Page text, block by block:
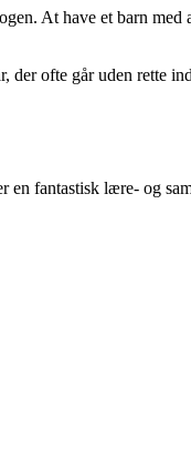
At have et barn
der ofte går uden rette
en fantastisk lære- og